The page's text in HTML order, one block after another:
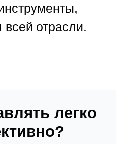
отрасли.
легко